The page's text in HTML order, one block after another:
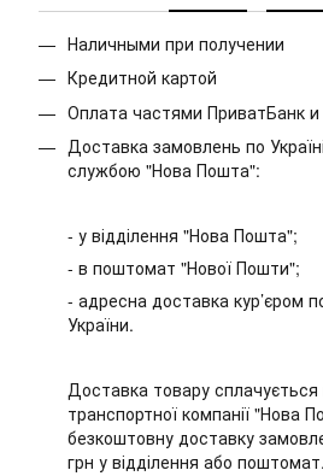
Наличными при получении
Кредитной картой
Оплата частями ПриватБанк
Доставка замовлень по
службою "Нова Пошта":
- у відділення "Нова Пошта";
- в поштомат "Нової Пошти";
- адресна доставка кур’єром
України.
Доставка товару
транспортної компанії "Нова
безкоштовну доставку
грн у відділення або поштомат.